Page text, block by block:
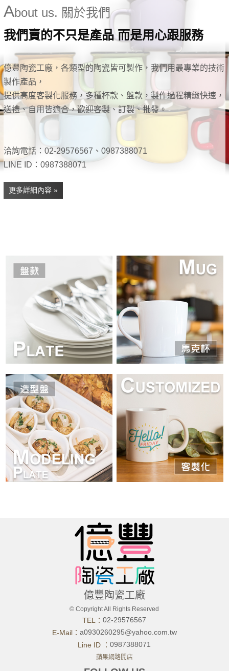
About us. 關於我們
我們賣的不只是產品 而是用心跟服務
億豐陶瓷工廠，各類型的陶瓷皆可製作，我們用最專業的技術
製作產品，
提供高度客製化服務，多種杯款、盤款，製作過程精緻快速，
送禮、自用皆適合，歡迎客製、訂製、批發。
洽詢電話：02-29576567、0987388071
LINE ID：0987388071
更多詳細內容 »
億豐陶瓷工廠
© Copyright All Rights Reserved
TEL：02-29576567
E-Mail： a0930260295@yahoo.com.tw
Line ID ：0987388071
蘋果網路開店